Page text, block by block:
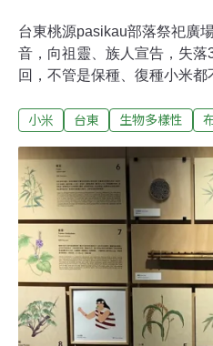
台東桃源pasikau部落祭祀廣
音，向祖靈、族人宣告，失落
回，不管是保種、復種小米
pasikau種是為了你》出版，
捲動部落種回遺失的價值三年
託台東縣永續發展學會執行
畫」，其中一項任務就是在
落，引回小米種原、種出飽滿
部落是一群日治時代從內本
人，原居住於此地的卑南族
田、初鹿等地，只留下「
的人，此處原是一片竹林。
桃源部落逐漸失落與小米的
小米 台東 生物多樣性